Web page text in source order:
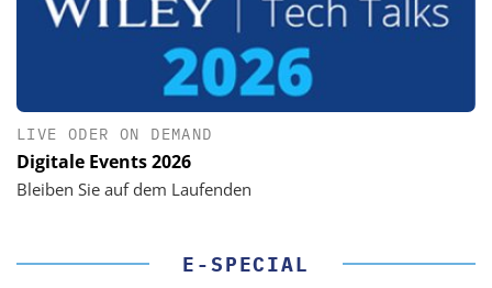
LIVE ODER ON DEMAND
Digitale Events 2026
Bleiben Sie auf dem Laufenden
E-SPECIAL